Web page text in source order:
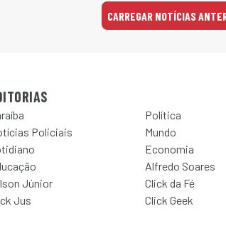
CARREGAR NOTÍCIAS
Política
Policiais
Mundo
Economia
Alfredo Soares
Júnior
Click da Fé
Jus
Click Geek